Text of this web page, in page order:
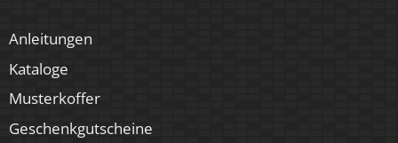
Luxvenum
Anleitungen
Kataloge
Musterkoffer
Geschenkgutscheine